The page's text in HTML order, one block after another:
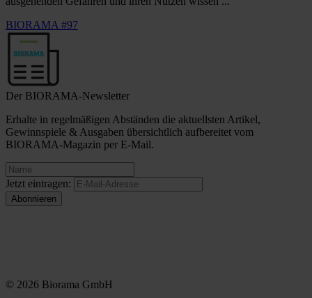
BIORAMA #97
Der BIORAMA-Newsletter
Erhalte in regelmäßigen Abständen die aktuellsten Artikel,
Gewinnspiele & Ausgaben übersichtlich aufbereitet vom
BIORAMA-Magazin per E-Mail.
Jetzt eintragen:
© 2026 Biorama GmbH